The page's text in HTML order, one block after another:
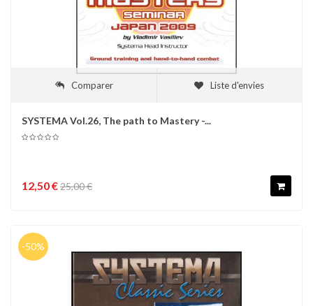
Comparer Liste d'envies
SYSTEMA Vol.26, The path to Mastery -...
12,50 €25,00 €
-50%